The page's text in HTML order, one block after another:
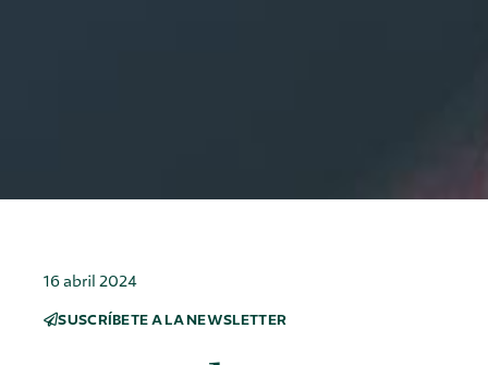
16 abril 2024
SUSCRÍBETE A LA NEWSLETTER